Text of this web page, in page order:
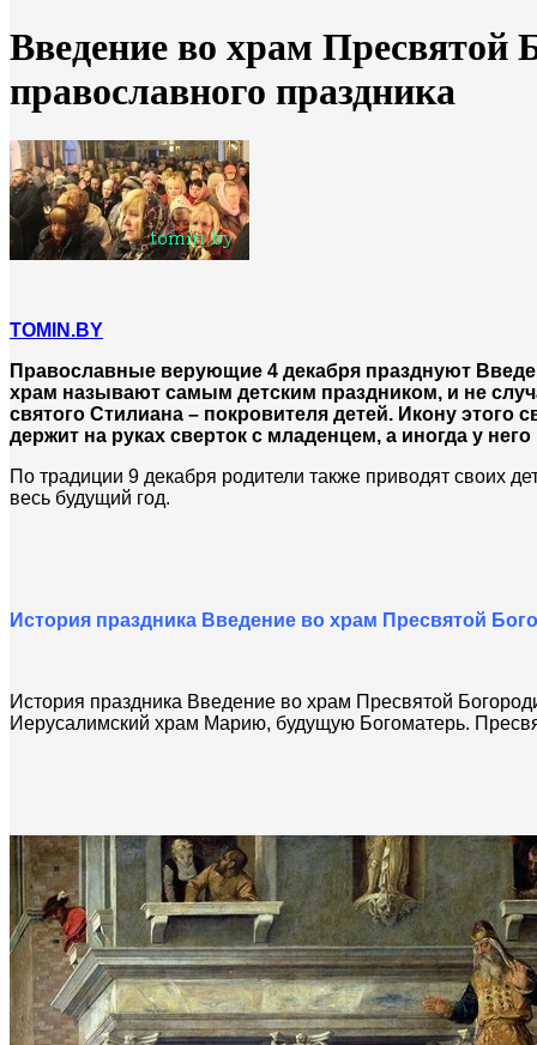
Введение во храм Пресвятой
православного праздника
TOMIN.BY
Православные верующие 4 декабря празднуют
храм называют самым детским праздником, и не
святого Стилиана – покровителя детей. Икону этого
держит на руках сверток с младенцем, а иногда у
По традиции 9 декабря родители также приводят своих
весь будущий год.
История праздника Введение во храм Пресвятой
История праздника Введение во храм Пресвятой
Иерусалимский храм Марию, будущую Богоматерь.